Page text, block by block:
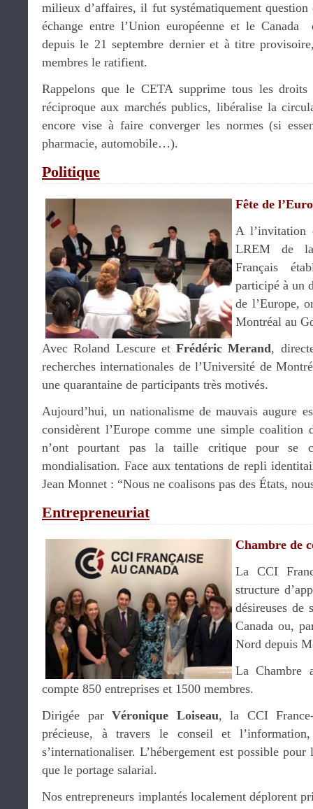
milieux d’affaires, il fut systématiquement
échange entre l’Union européenne et le
depuis le 21 septembre dernier et à titre
membres le ratifient.
Rappelons que le CETA supprime tous les droits
réciproque aux marchés publics, libéralise la
encore vise à faire converger les normes (si
pharmacie, automobile…).
Politique
Fête de
A
LREM de la
Français
participé à un
de l’Europe,
Montréal au
Avec Roland Lescure etFrédéric Merand,
recherches internationales de l’Université de
une quarantaine de participants très motivés.
Aujourd’hui, un nationalisme de mauvais augure
considèrent l’Europe comme une simple coalition
n’ont pourtant pas la taille critique pour se
mondialisation. Face aux tentations de repli
Jean Monnet : “Nous ne coalisons pas des États,
Entrepreneuriat
Chambre de
La CCI
structure
désireuses de
Canada ou,
Nord depuis
La Chambre
compte 850 entreprises et 1500 membres.
Dirigée parVéronique Loiseau, la CCI
précieuse, à travers le conseil et l’information,
s’internationaliser. L’hébergement est possible
que le portage salarial.
Nos entrepreneurs implantés localement déplorent